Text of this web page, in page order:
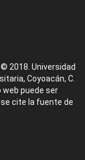
2018. Universidad
Coyoacán, C.
web puede ser
cite la fuente de